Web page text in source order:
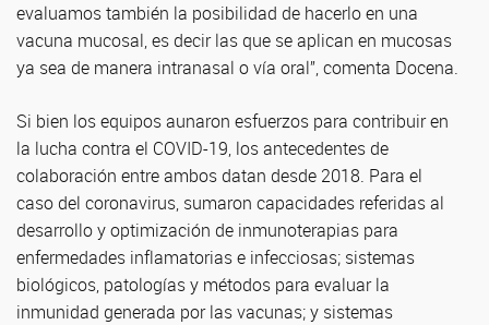
evaluamos también la posibilidad de hacerlo en una
vacuna mucosal, es decir las que se aplican en mucosas
ya sea de manera intranasal o vía oral”, comenta Docena.
Si bien los equipos aunaron esfuerzos para contribuir en
la lucha contra el COVID-19, los antecedentes de
colaboración entre ambos datan desde 2018. Para el
caso del coronavirus, sumaron capacidades referidas al
desarrollo y optimización de inmunoterapias para
enfermedades inflamatorias e infecciosas; sistemas
biológicos, patologías y métodos para evaluar la
inmunidad generada por las vacunas; y sistemas